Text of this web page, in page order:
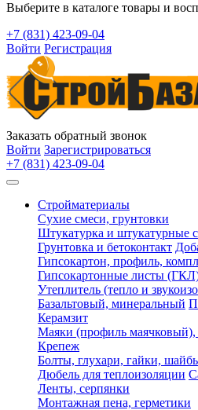
Выберите в каталоге товары и
+7 (831) 423-09-04
Войти Регистрация
Заказать обратный звонок
Войти Зарегистрироваться
+7 (831) 423-09-04
Стройматериалы
Сухие смеси, грунтовки
Штукатурка и штукатурные
Грунтовка и бетоконтакт
Гипсокартон, профиль,
Гипсокартонные листы
Утеплитель (тепло и
Базальтовый, минеральный
Керамзит
Маяки (профиль
Крепеж
Болты, глухари, гайки,
Дюбель для теплоизоляции
Ленты, серпянки
Монтажная пена, герметики